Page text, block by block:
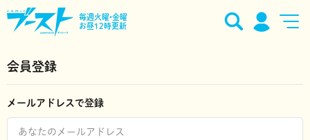
毎週火曜•金曜
お昼12時更新
会員登録
メールアドレスで登録